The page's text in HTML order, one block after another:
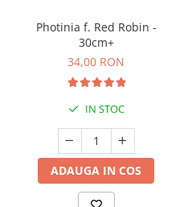
Photinia f. Red Robin -
30cm+
34,00 RON
IN STOC
ADAUGA IN COS